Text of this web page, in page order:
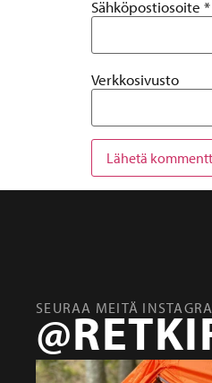
Sähköpostiosoite *
Verkkosivusto
SEURAA MEITÄ